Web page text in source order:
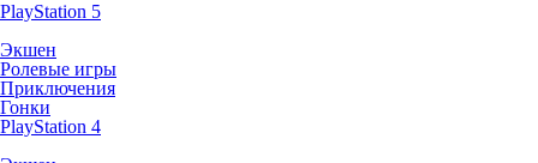
PlayStation 5
Экшен
Ролевые игры
Приключения
Гонки
PlayStation 4